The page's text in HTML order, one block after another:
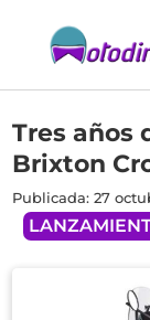
Tres años
Brixton
Publicada: 27